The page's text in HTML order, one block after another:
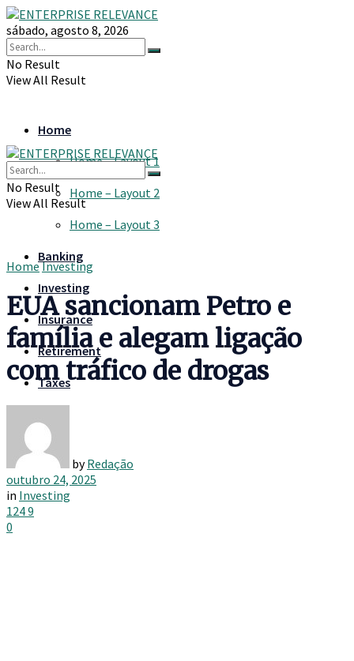
sábado, agosto 8, 2026
No Result
View All Result
Home
Home – Layout 1
Home – Layout 2
Home – Layout 3
Banking
Investing
Insurance
Retirement
Taxes
No Result
View All Result
HomeInvesting
EUA sancionam Petro e
família e alegam ligação
com tráfico de drogas
by Redação
outubro 24, 2025
in Investing
1249
0